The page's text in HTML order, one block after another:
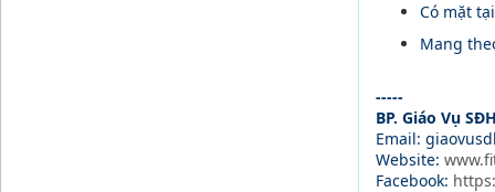
Có mặt
Mang
-----
BP. Giáo Vụ
Email:
Website:
Facebook: